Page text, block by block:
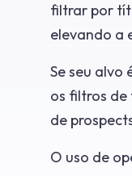
filtrar por
elevando a
Se seu alvo
os filtros de
de
O uso de